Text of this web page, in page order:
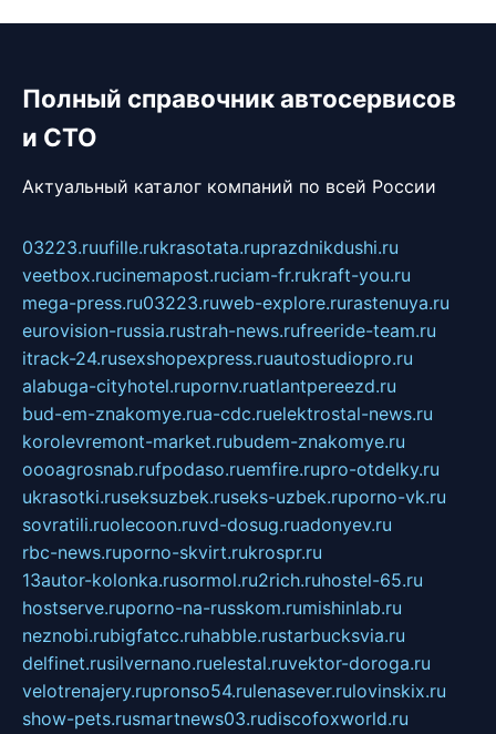
Полный справочник автосервисов
и СТО
Актуальный каталог компаний по всей России
03223.ruufille.rukrasotata.ruprazdnikdushi.ru
veetbox.rucinemapost.ruciam-fr.rukraft-you.ru
mega-press.ru03223.ruweb-explore.rurastenuya.ru
eurovision-russia.rustrah-news.rufreeride-team.ru
itrack-24.rusexshopexpress.ruautostudiopro.ru
alabuga-cityhotel.rupornv.ruatlantpereezd.ru
bud-em-znakomye.rua-cdc.ruelektrostal-news.ru
korolevremont-market.rubudem-znakomye.ru
oooagrosnab.rufpodaso.ruemfire.rupro-otdelky.ru
ukrasotki.ruseksuzbek.ruseks-uzbek.ruporno-vk.ru
sovratili.ruolecoon.ruvd-dosug.ruadonyev.ru
rbc-news.ruporno-skvirt.rukrospr.ru
13autor-kolonka.rusormol.ru2rich.ruhostel-65.ru
hostserve.ruporno-na-russkom.rumishinlab.ru
neznobi.rubigfatcc.ruhabble.rustarbucksvia.ru
delfinet.rusilvernano.ruelestal.ruvektor-doroga.ru
velotrenajery.rupronso54.rulenasever.rulovinskix.ru
show-pets.rusmartnews03.rudiscofoxworld.ru